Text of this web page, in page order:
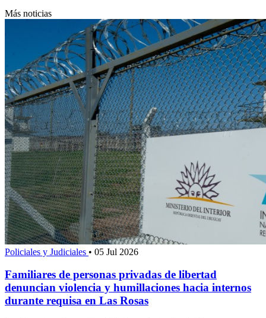
Más noticias
Policiales y Judiciales • 05 Jul 2026
Familiares de personas privadas de libertad
denuncian violencia y humillaciones hacia internos
durante requisa en Las Rosas